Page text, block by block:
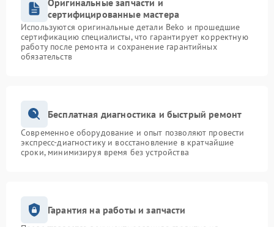
Оригинальные запчасти и
сертифицированные мастера
Используются оригинальные детали Beko и прошедшие
сертификацию специалисты, что гарантирует корректную
работу после ремонта и сохранение гарантийных
обязательств
Бесплатная диагностика и быстрый ремонт
Современное оборудование и опыт позволяют провести
экспресс-диагностику и восстановление в кратчайшие
сроки, минимизируя время без устройства
Гарантия на работы и запчасти